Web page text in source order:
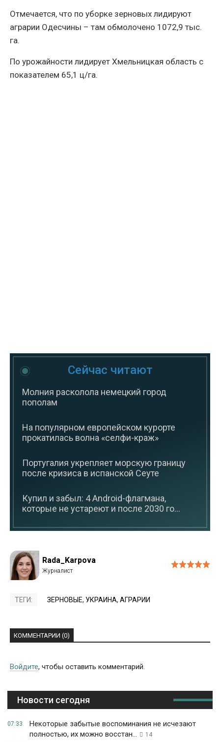
Отмечается, что по уборке зерновых лидируют
аграрии Одесчины – там обмолочено 1072,9 тыс.
га.
По урожайности лидирует Хмельницкая область с
показателем 65,1 ц/га.
Сейчас читают
Молния расколола немецкий город
пополам
На популярном европейском курорте
прокатилась волна «селфи-краж»
Португалия укрепляет морскую границу
после кризиса в испанской Сеуте
Купил и забыл: 4 Android-флагмана,
которые не устареют и после 2030 го...
Rada_Karpova
ТЕГИ: ЗЕРНОВЫЕ, УКРАИНА, АГРАРИИ
КОММЕНТАРИИ (0)
Войдите, чтобы оставить комментарий.
Новости сегодня
07:33
Некоторые забытые воспоминания не исчезают
полностью, их можно восстан...
14